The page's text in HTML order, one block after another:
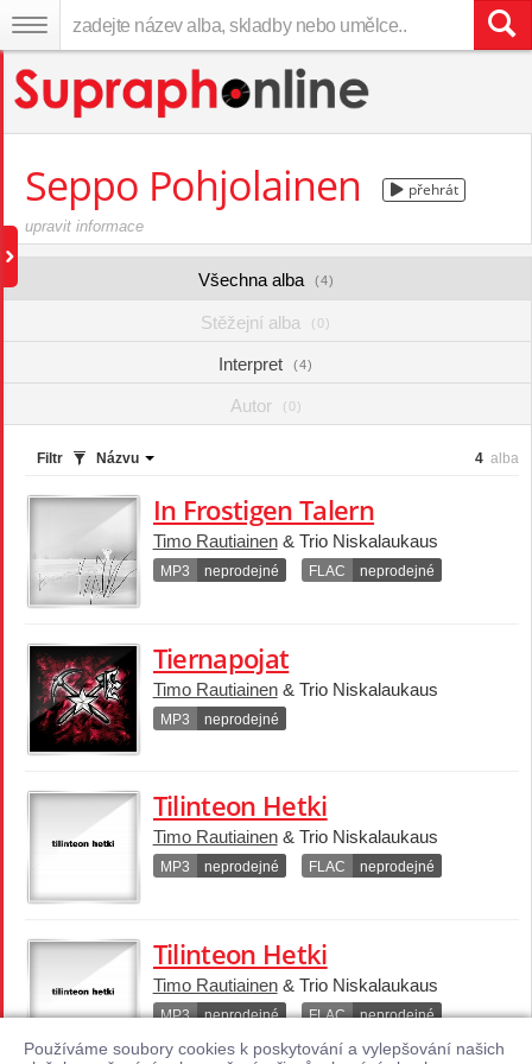
Používáme soubory cookies k poskytování a vylepšování našich
Seppo Pohjolainen přehrát
upravit informace
Všechna alba (4)
Stěžejní alba (0)
Interpret (4)
Autor (0)
Filtr Názvu 4 alba
In Frostigen Talern
Timo Rautiainen& Trio Niskalaukaus
MP3 neprodejné FLAC neprodejné
Tiernapojat
Timo Rautiainen& Trio Niskalaukaus
MP3 neprodejné
Tilinteon Hetki
Timo Rautiainen& Trio Niskalaukaus
MP3 neprodejné FLAC neprodejné
Tilinteon Hetki
Timo Rautiainen& Trio Niskalaukaus
MP3 neprodejné FLAC neprodejné